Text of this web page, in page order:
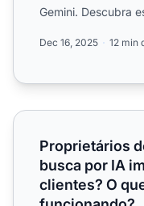
Gemini. Descubra
Dec 16, 2025 12 min
Proprietários de
Proprietários
busca por IA
clientes? O